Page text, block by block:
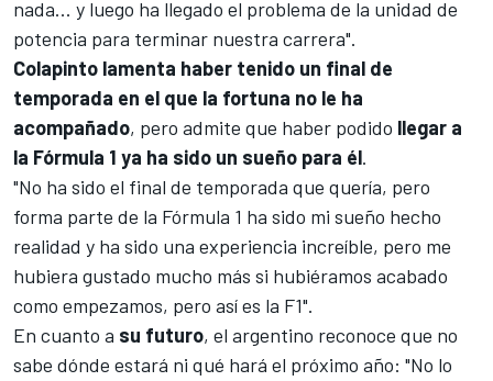
nada... y luego ha llegado el problema de la unidad de
potencia para terminar nuestra carrera".
Colapinto lamenta haber tenido un final de
temporada en el que la fortuna no le ha
acompañado, pero admite que haber podido llegar a
la Fórmula 1 ya ha sido un sueño para él.
"No ha sido el final de temporada que quería, pero
forma parte de la Fórmula 1 ha sido mi sueño hecho
realidad y ha sido una experiencia increíble, pero me
hubiera gustado mucho más si hubiéramos acabado
como empezamos, pero así es la F1".
En cuanto a su futuro, el argentino reconoce que no
sabe dónde estará ni qué hará el próximo año: "No lo